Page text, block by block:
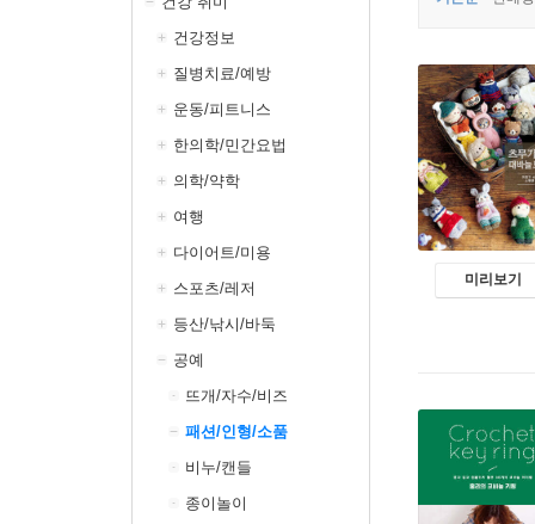
건강정보
질병치료/예방
운동/피트니스
한의학/민간요법
의학/약학
여행
다이어트/미용
스포츠/레저
등산/낚시/바둑
공예
뜨개/자수/비즈
패션/인형/소품
비누/캔들
종이놀이
미리보기